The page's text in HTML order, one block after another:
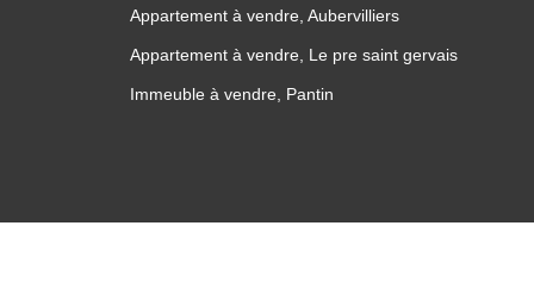
Appartement à vendre, Aubervilliers
Appartement à vendre, Le pre saint gervais
Immeuble à vendre, Pantin